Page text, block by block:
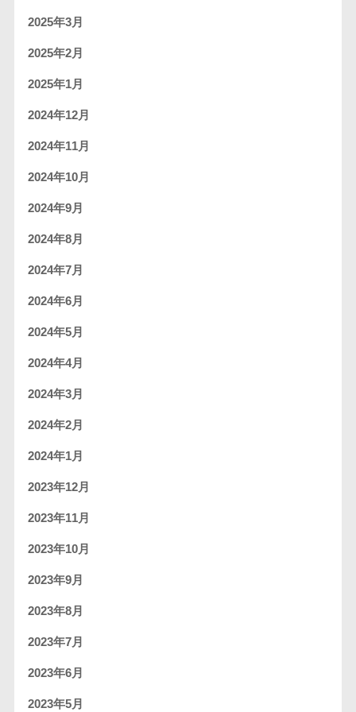
2025年3月
2025年2月
2025年1月
2024年12月
2024年11月
2024年10月
2024年9月
2024年8月
2024年7月
2024年6月
2024年5月
2024年4月
2024年3月
2024年2月
2024年1月
2023年12月
2023年11月
2023年10月
2023年9月
2023年8月
2023年7月
2023年6月
2023年5月